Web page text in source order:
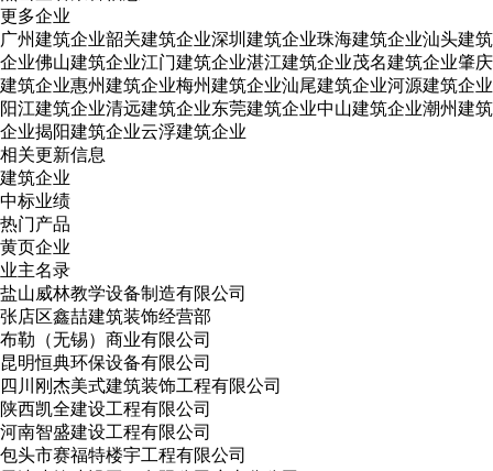
更多企业
广州建筑企业韶关建筑企业深圳建筑企业珠海建筑企业汕头建筑
企业佛山建筑企业江门建筑企业湛江建筑企业茂名建筑企业肇庆
建筑企业惠州建筑企业梅州建筑企业汕尾建筑企业河源建筑企业
阳江建筑企业清远建筑企业东莞建筑企业中山建筑企业潮州建筑
企业揭阳建筑企业云浮建筑企业
相关更新信息
建筑企业
中标业绩
热门产品
黄页企业
业主名录
盐山威林教学设备制造有限公司
张店区鑫喆建筑装饰经营部
布勒（无锡）商业有限公司
昆明恒典环保设备有限公司
四川刚杰美式建筑装饰工程有限公司
陕西凯全建设工程有限公司
河南智盛建设工程有限公司
包头市赛福特楼宇工程有限公司